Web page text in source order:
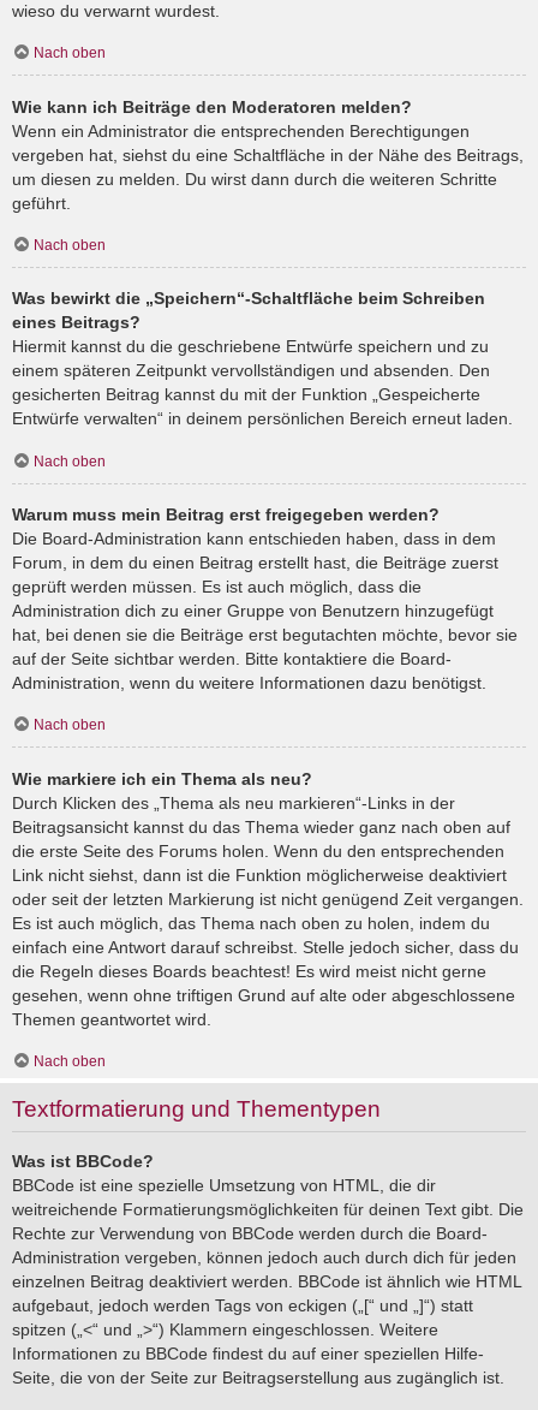
wieso du verwarnt wurdest.
Nach oben
Wie kann ich Beiträge den Moderatoren melden?
Wenn ein Administrator die entsprechenden Berechtigungen
vergeben hat, siehst du eine Schaltfläche in der Nähe des Beitrags,
um diesen zu melden. Du wirst dann durch die weiteren Schritte
geführt.
Nach oben
Was bewirkt die „Speichern“-Schaltfläche beim Schreiben
eines Beitrags?
Hiermit kannst du die geschriebene Entwürfe speichern und zu
einem späteren Zeitpunkt vervollständigen und absenden. Den
gesicherten Beitrag kannst du mit der Funktion „Gespeicherte
Entwürfe verwalten“ in deinem persönlichen Bereich erneut laden.
Nach oben
Warum muss mein Beitrag erst freigegeben werden?
Die Board-Administration kann entschieden haben, dass in dem
Forum, in dem du einen Beitrag erstellt hast, die Beiträge zuerst
geprüft werden müssen. Es ist auch möglich, dass die
Administration dich zu einer Gruppe von Benutzern hinzugefügt
hat, bei denen sie die Beiträge erst begutachten möchte, bevor sie
auf der Seite sichtbar werden. Bitte kontaktiere die Board-
Administration, wenn du weitere Informationen dazu benötigst.
Nach oben
Wie markiere ich ein Thema als neu?
Durch Klicken des „Thema als neu markieren“-Links in der
Beitragsansicht kannst du das Thema wieder ganz nach oben auf
die erste Seite des Forums holen. Wenn du den entsprechenden
Link nicht siehst, dann ist die Funktion möglicherweise deaktiviert
oder seit der letzten Markierung ist nicht genügend Zeit vergangen.
Es ist auch möglich, das Thema nach oben zu holen, indem du
einfach eine Antwort darauf schreibst. Stelle jedoch sicher, dass du
die Regeln dieses Boards beachtest! Es wird meist nicht gerne
gesehen, wenn ohne triftigen Grund auf alte oder abgeschlossene
Themen geantwortet wird.
Nach oben
Textformatierung und Thementypen
Was ist BBCode?
BBCode ist eine spezielle Umsetzung von HTML, die dir
weitreichende Formatierungsmöglichkeiten für deinen Text gibt. Die
Rechte zur Verwendung von BBCode werden durch die Board-
Administration vergeben, können jedoch auch durch dich für jeden
einzelnen Beitrag deaktiviert werden. BBCode ist ähnlich wie HTML
aufgebaut, jedoch werden Tags von eckigen („[“ und „]“) statt
spitzen („<“ und „>“) Klammern eingeschlossen. Weitere
Informationen zu BBCode findest du auf einer speziellen Hilfe-
Seite, die von der Seite zur Beitragserstellung aus zugänglich ist.